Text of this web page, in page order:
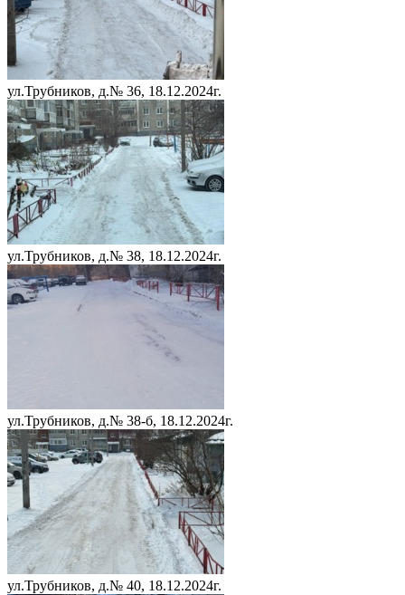
ул.Трубников, д.№ 36, 18.12.2024г.
ул.Трубников, д.№ 38, 18.12.2024г.
ул.Трубников, д.№ 38-б, 18.12.2024г.
ул.Трубников, д.№ 40, 18.12.2024г.